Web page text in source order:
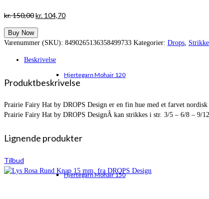
Hjertegarn Mohair 120
Hjertegarn Mohair 150
kr.150,00Den
pris
var:
kr. 104,70Den
er:
Buy Now
Varenummer (SKU): 8490265136358499733 Kategorier: Drops,
Beskrivelse
Produktbeskrivelse
Prairie Fairy Hat by DROPS Design er en fin hue med et farvet
Prairie Fairy Hat by DROPS DesignÂ kan strikkes i str. 3/5 – 6/8 – 9/
Lignende produkter
Tilbud